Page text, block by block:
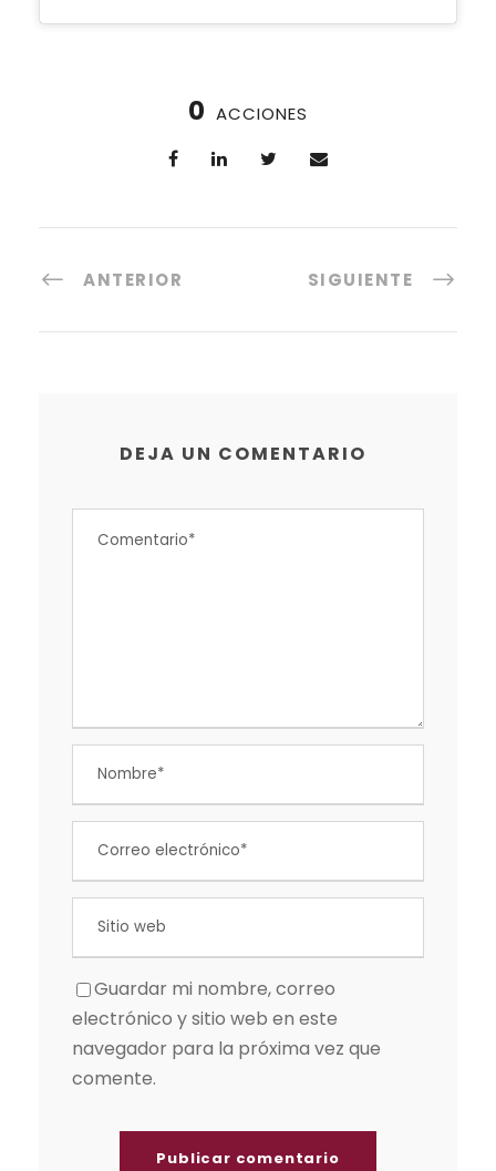
0 ACCIONES
ANTERIOR SIGUIENTE
DEJA UN COMENTARIO
Guardar mi nombre, correo
electrónico y sitio web en este
navegador para la próxima vez que
comente.